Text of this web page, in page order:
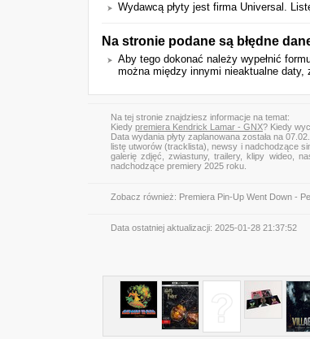
Wydawcą płyty jest firma Universal.
Na stronie podane są błędne
Aby tego dokonać należy wypełnić
można między innymi nieaktualne daty,
Na tej stronie znajdziesz informacje na temat:
Kiedy premiera Kendrick Lamar - GNX? Kiedy
Data wydania płyty zaplanowana została na
listę utworów (tracklista), newsy i nadchodzące
galerię zdjęć, zwiastuny, trailery, klipy wideo,
nadchodzące premiery 2025 roku.
Zobacz również: Premiera Pin-Up Went Down -
Data ostatniej aktualizacji: 2025-01-28 21:37:52